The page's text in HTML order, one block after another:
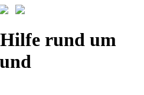
rund um